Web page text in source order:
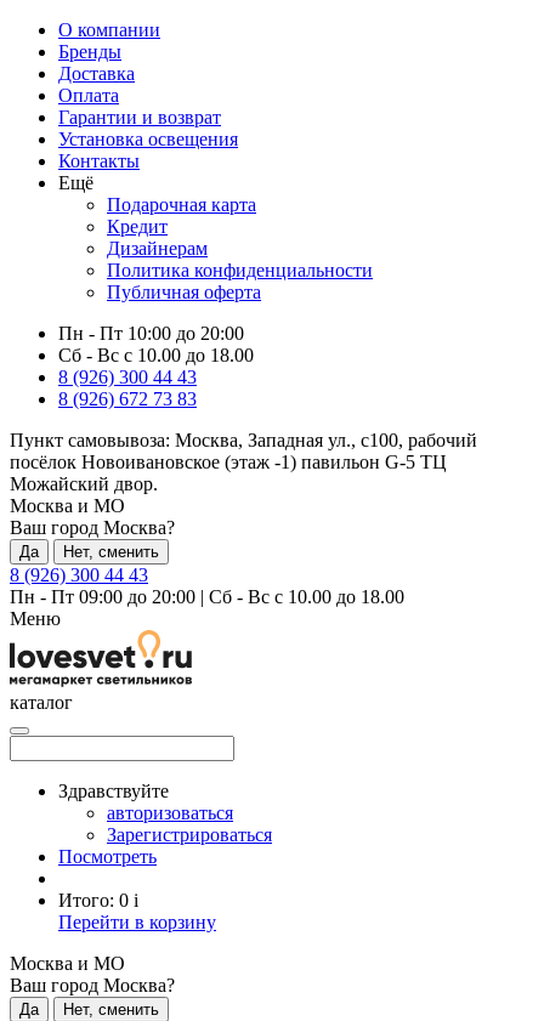
О компании
Бренды
Доставка
Оплата
Гарантии и возврат
Установка освещения
Контакты
Ещё
Подарочная карта
Кредит
Дизайнерам
Политика конфиденциальности
Публичная оферта
Пн - Пт 10:00 до 20:00
Сб - Вс с 10.00 до 18.00
8 (926) 300 44 43
8 (926) 672 73 83
Пункт самовывоза: Москва, Западная ул., с100, рабочий
посёлок Новоивановское (этаж -1) павильон G-5 ТЦ
Можайский двор.
Москва и МО
Ваш город Москва?
Да Нет, сменить
8 (926) 300 44 43
Пн - Пт 09:00 до 20:00 | Сб - Вс с 10.00 до 18.00
Меню
каталог
Здравствуйте
авторизоваться
Зарегистрироваться
Посмотреть
Итого: 0 i
Перейти в корзину
Москва и МО
Ваш город Москва?
Да Нет, сменить